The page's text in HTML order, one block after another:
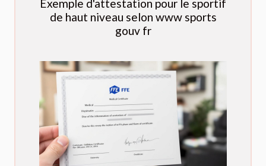
Exemple d'attestation pour le sportif
de haut niveau selon www sports
gouv fr